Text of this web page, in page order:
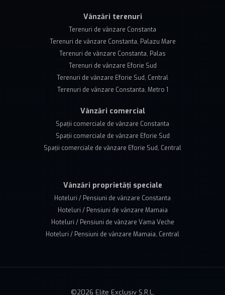
Vânzări terenuri
Terenuri de vânzare Constanta
Terenuri de vânzare Constanta, Palazu Mare
Terenuri de vânzare Constanta, Palas
Terenuri de vânzare Eforie Sud
Terenuri de vânzare Eforie Sud, Central
Terenuri de vânzare Constanta, Metro 1
Vânzări comercial
Spații comerciale de vânzare Constanta
Spații comerciale de vânzare Eforie Sud
Spații comerciale de vânzare Eforie Sud, Central
Vânzări proprietăți speciale
Hoteluri / Pensiuni de vânzare Constanta
Hoteluri / Pensiuni de vânzare Mamaia
Hoteluri / Pensiuni de vânzare Vama Veche
Hoteluri / Pensiuni de vânzare Mamaia, Central
©2026 Elite Exclusiv S.R.L.